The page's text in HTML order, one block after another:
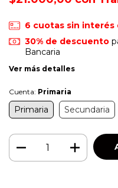
6 cuotas sin interés
30% de descuento
Bancaria
Ver más detalles
Cuenta: Primaria
Primaria Secundaria